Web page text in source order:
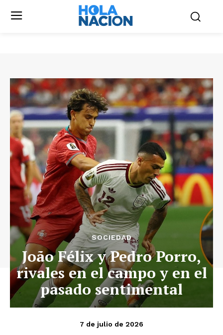
SOCIEDAD
João Félix y Pedro Porro,
rivales en el campo y en el
pasado sentimental
7 de julio de 2026